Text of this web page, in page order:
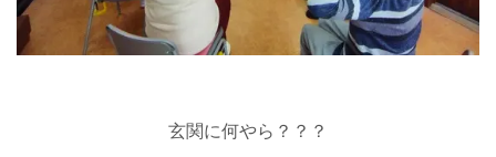
玄関に何やら？？？